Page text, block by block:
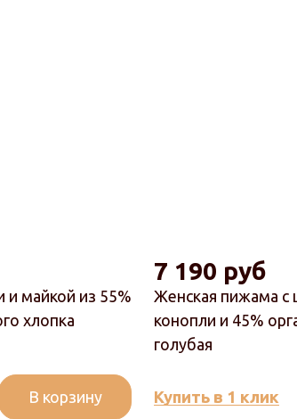
майкой из 55%
хлопка
В корзину
Женская пижама с
конопли и 45%
голубая
7 190 руб
Купить в 1 клик